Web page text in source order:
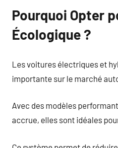
Pourquoi Opter
Écologique ?
Les voitures électriques et
importante sur le marché
Avec des modèles
accrue, elles sont idéales